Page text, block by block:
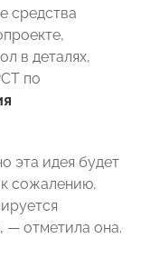
средства
в деталях,
по
эта идея будет
сожалению,
— отметила она.